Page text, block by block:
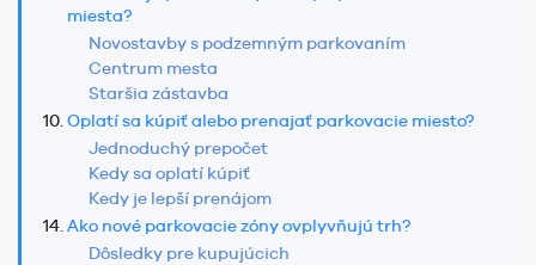
miesta?
Novostavby s podzemným parkovaním
Centrum mesta
Staršia zástavba
Oplatí sa kúpiť alebo prenajať parkovacie miesto?
Jednoduchý prepočet
Kedy sa oplatí kúpiť
Kedy je lepší prenájom
Ako nové parkovacie zóny ovplyvňujú trh?
Dôsledky pre kupujúcich